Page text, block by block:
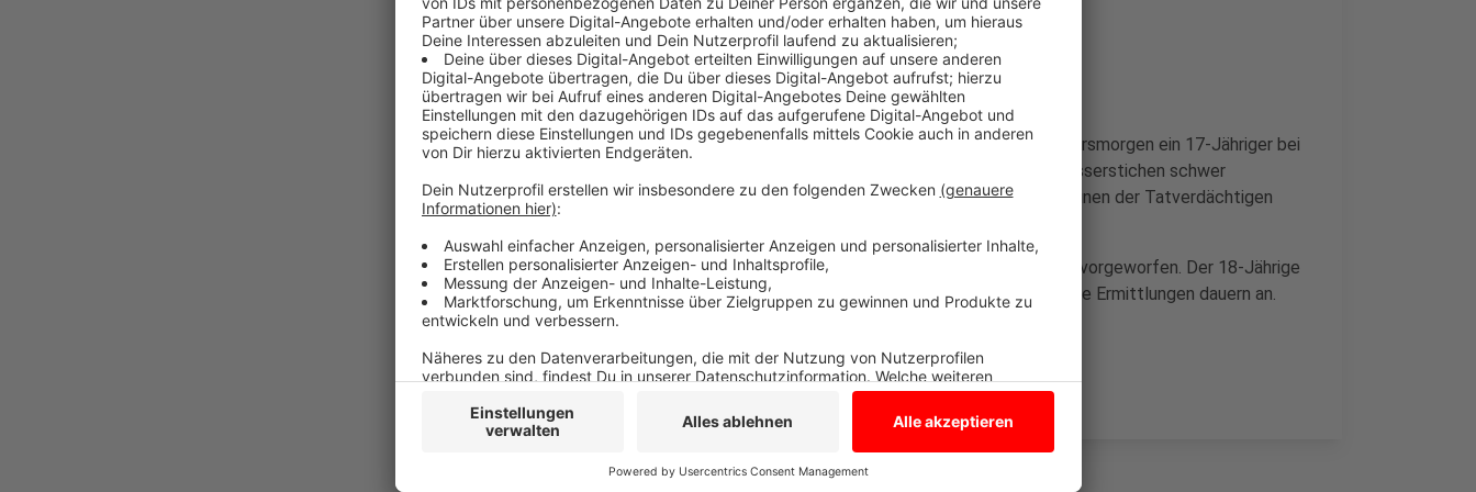
Der Gronauer schweigt zu den Vorwürfen
Anzeige
Auf dem Udo-Lindenberg-Platz in Gronau wurde am frühen Neujahrsmorgen ein 17-Jähriger bei
einer Auseinandersetzung zusammengeschlagen und mit drei Messerstichen schwer
verletzt. Durch Zeugenaussagen konnte die Mordkomission nun einen der Tatverdächtigen
Ihm wird versuchter Totschlag und gefährliche Körperverletzung vorgeworfen. Der 18-Jährige
Gronauer sitzt bereits in U-Haft, er schweigt zu den Vorwürfen. Die Ermittlungen dauern an.